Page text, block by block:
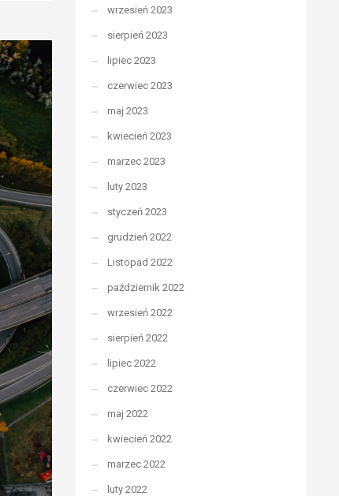
wrzesień 2023
sierpień 2023
lipiec 2023
czerwiec 2023
maj 2023
kwiecień 2023
marzec 2023
luty 2023
styczeń 2023
grudzień 2022
Listopad 2022
październik 2022
wrzesień 2022
sierpień 2022
lipiec 2022
czerwiec 2022
maj 2022
kwiecień 2022
marzec 2022
luty 2022